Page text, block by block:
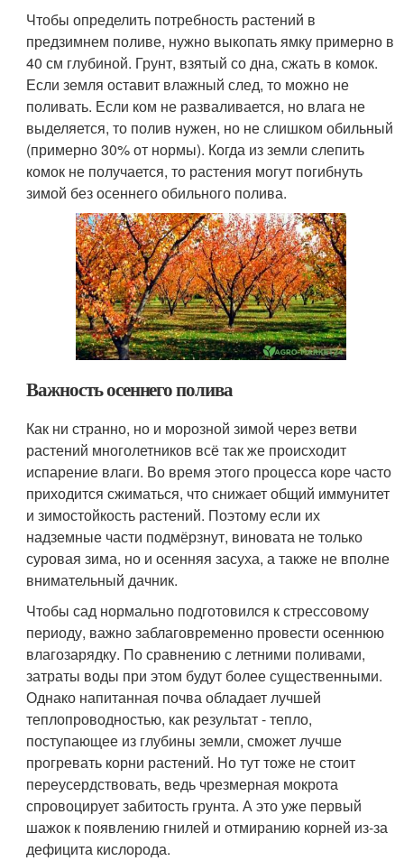
Чтобы определить потребность растений в
предзимнем поливе, нужно выкопать ямку примерно в
40 см глубиной. Грунт, взятый со дна, сжать в комок.
Если земля оставит влажный след, то можно не
поливать. Если ком не разваливается, но влага не
выделяется, то полив нужен, но не слишком обильный
(примерно 30% от нормы). Когда из земли слепить
комок не получается, то растения могут погибнуть
зимой без осеннего обильного полива.
Важность осеннего полива
Как ни странно, но и морозной зимой через ветви
растений многолетников всё так же происходит
испарение влаги. Во время этого процесса коре часто
приходится сжиматься, что снижает общий иммунитет
и зимостойкость растений. Поэтому если их
надземные части подмёрзнут, виновата не только
суровая зима, но и осенняя засуха, а также не вполне
внимательный дачник.
Чтобы сад нормально подготовился к стрессовому
периоду, важно заблаговременно провести осеннюю
влагозарядку. По сравнению с летними поливами,
затраты воды при этом будут более существенными.
Однако напитанная почва обладает лучшей
теплопроводностью, как результат - тепло,
поступающее из глубины земли, сможет лучше
прогревать корни растений. Но тут тоже не стоит
переусердствовать, ведь чрезмерная мокрота
спровоцирует забитость грунта. А это уже первый
шажок к появлению гнилей и отмиранию корней из-за
дефицита кислорода.